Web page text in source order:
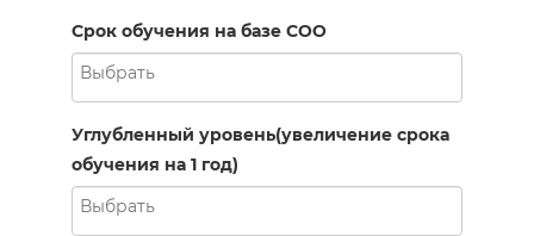
Срок обучения на базе СОО
Углубленный уровень(увеличение срока
обучения на 1 год)